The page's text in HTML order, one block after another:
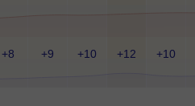
+8 +9 +10 +12 +10